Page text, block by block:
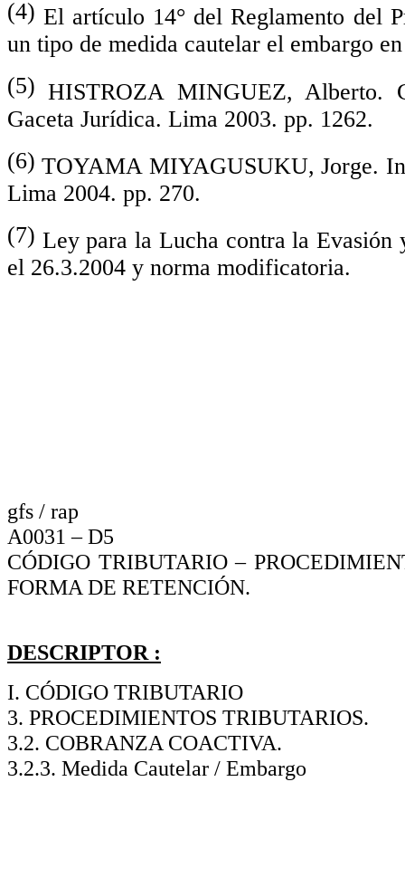
(4) El artículo 14° del Reglamento del
un tipo de medida cautelar el embargo
(5) HISTROZA MINGUEZ, Alberto.
Gaceta Jurídica. Lima 2003. pp. 1262.
(6) TOYAMA MIYAGUSUKU, Jorge.
Lima 2004. pp. 270.
(7) Ley para la Lucha contra la
el 26.3.2004 y norma modificatoria.
gfs / rap
A0031 – D5
CÓDIGO TRIBUTARIO –
FORMA DE RETENCIÓN.
DESCRIPTOR :
I. CÓDIGO TRIBUTARIO
3. PROCEDIMIENTOS TRIBUTARIOS.
3.2. COBRANZA COACTIVA.
3.2.3. Medida Cautelar / Embargo